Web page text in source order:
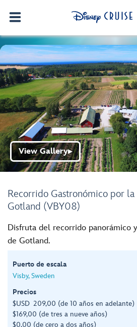
Recorrido Gastronómico por la
Gotland (VBY08)
View Gallery▶
Disfruta del recorrido panorámico
de Gotland.
Puerto de escala
Visby, Sweden
Precios
$USD 209,00 (de 10 años en adelante)
$169,00 (de tres a nueve años)
$0,00 (de cero a dos años)